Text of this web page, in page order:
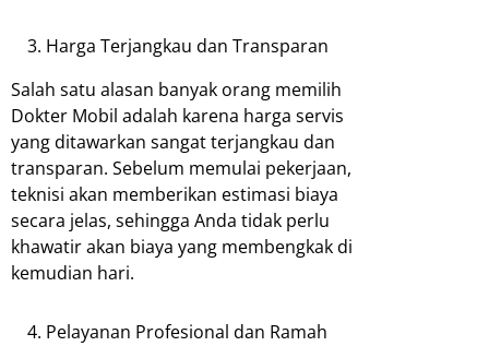
Harga Terjangkau dan Transparan
Salah satu alasan banyak orang memilih
Dokter Mobil adalah karena harga servis
yang ditawarkan sangat terjangkau dan
transparan. Sebelum memulai pekerjaan,
teknisi akan memberikan estimasi biaya
secara jelas, sehingga Anda tidak perlu
khawatir akan biaya yang membengkak di
kemudian hari.
Pelayanan Profesional dan Ramah